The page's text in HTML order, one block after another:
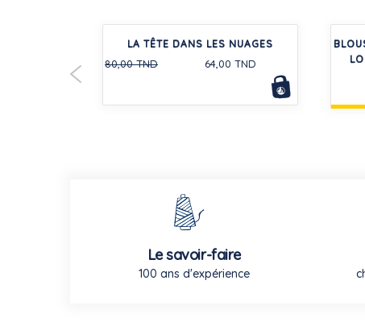
LA TÊTE DANS LES NUAGES
64,00 TND
80,00 TND
Le savoir-faire
100 ans d'expérience